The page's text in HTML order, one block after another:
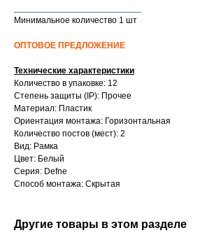
Минимальное количество 1 шт
ОПТОВОЕ ПРЕДЛОЖЕНИЕ
Технические характеристики
Количество в упаковке: 12
Степень защиты (IP): Прочее
Материал: Пластик
Ориентация монтажа: Горизонтальная
Количество постов (мест): 2
Вид: Рамка
Цвет: Белый
Серия: Defne
Способ монтажа: Скрытая
Другие товары в этом разделе